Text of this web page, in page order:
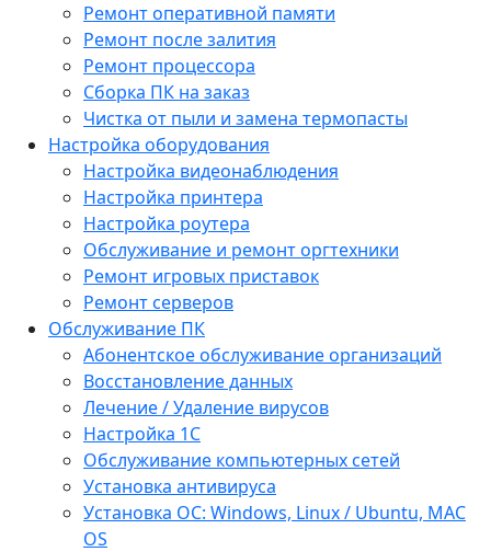
Ремонт оперативной памяти
Ремонт после залития
Ремонт процессора
Сборка ПК на заказ
Чистка от пыли и замена термопасты
Настройка оборудования
Настройка видеонаблюдения
Настройка принтера
Настройка роутера
Обслуживание и ремонт оргтехники
Ремонт игровых приставок
Ремонт серверов
Обслуживание ПК
Абонентское обслуживание организаций
Восстановление данных
Лечение / Удаление вирусов
Настройка 1С
Обслуживание компьютерных сетей
Установка антивируса
Установка ОС: Windows, Linux / Ubuntu, МАС
OS